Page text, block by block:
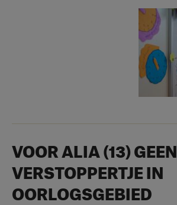
VOOR ALIA (13) GEEN
VERSTOPPERTJE IN
OORLOGSGEBIED